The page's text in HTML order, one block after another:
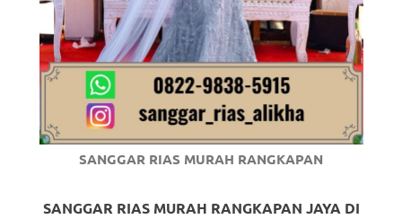
these
guys
SANGGAR RIAS MURAH RANGKAPAN
SANGGAR RIAS MURAH RANGKAPAN JAYA DI